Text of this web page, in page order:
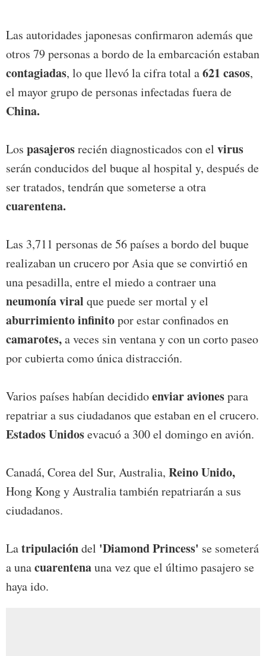
Las autoridades japonesas confirmaron además que
otros 79 personas a bordo de la embarcación estaban
contagiadas, lo que llevó la cifra total a621 casos,
el mayor grupo de personas infectadas fuera de
China.
Los pasajerosrecién diagnosticados con el virus
serán conducidos del buque al hospital y, después de
ser tratados, tendrán que someterse a otra
cuarentena.
Las 3,711 personas de 56 países a bordo del buque
realizaban un crucero por Asia que se convirtió en
una pesadilla, entre el miedo a contraer una
neumonía viral que puede ser mortal y el
aburrimiento infinitopor estar confinados en
camarotes,a veces sin ventana y con un corto paseo
por cubierta como única distracción.
Varios países habían decididoenviar avionespara
repatriar a sus ciudadanos que estaban en el crucero.
Estados Unidosevacuó a 300 el domingo en avión.
Canadá, Corea del Sur, Australia, Reino Unido,
Hong Kong y Australia también repatriarán a sus
ciudadanos.
Latripulacióndel 'Diamond Princess' se someterá
a unacuarentenauna vez que el último pasajero se
haya ido.